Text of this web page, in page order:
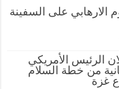
الارهابي على السفينة
الرئيس الأمريكي
من خطة السلام
غزة